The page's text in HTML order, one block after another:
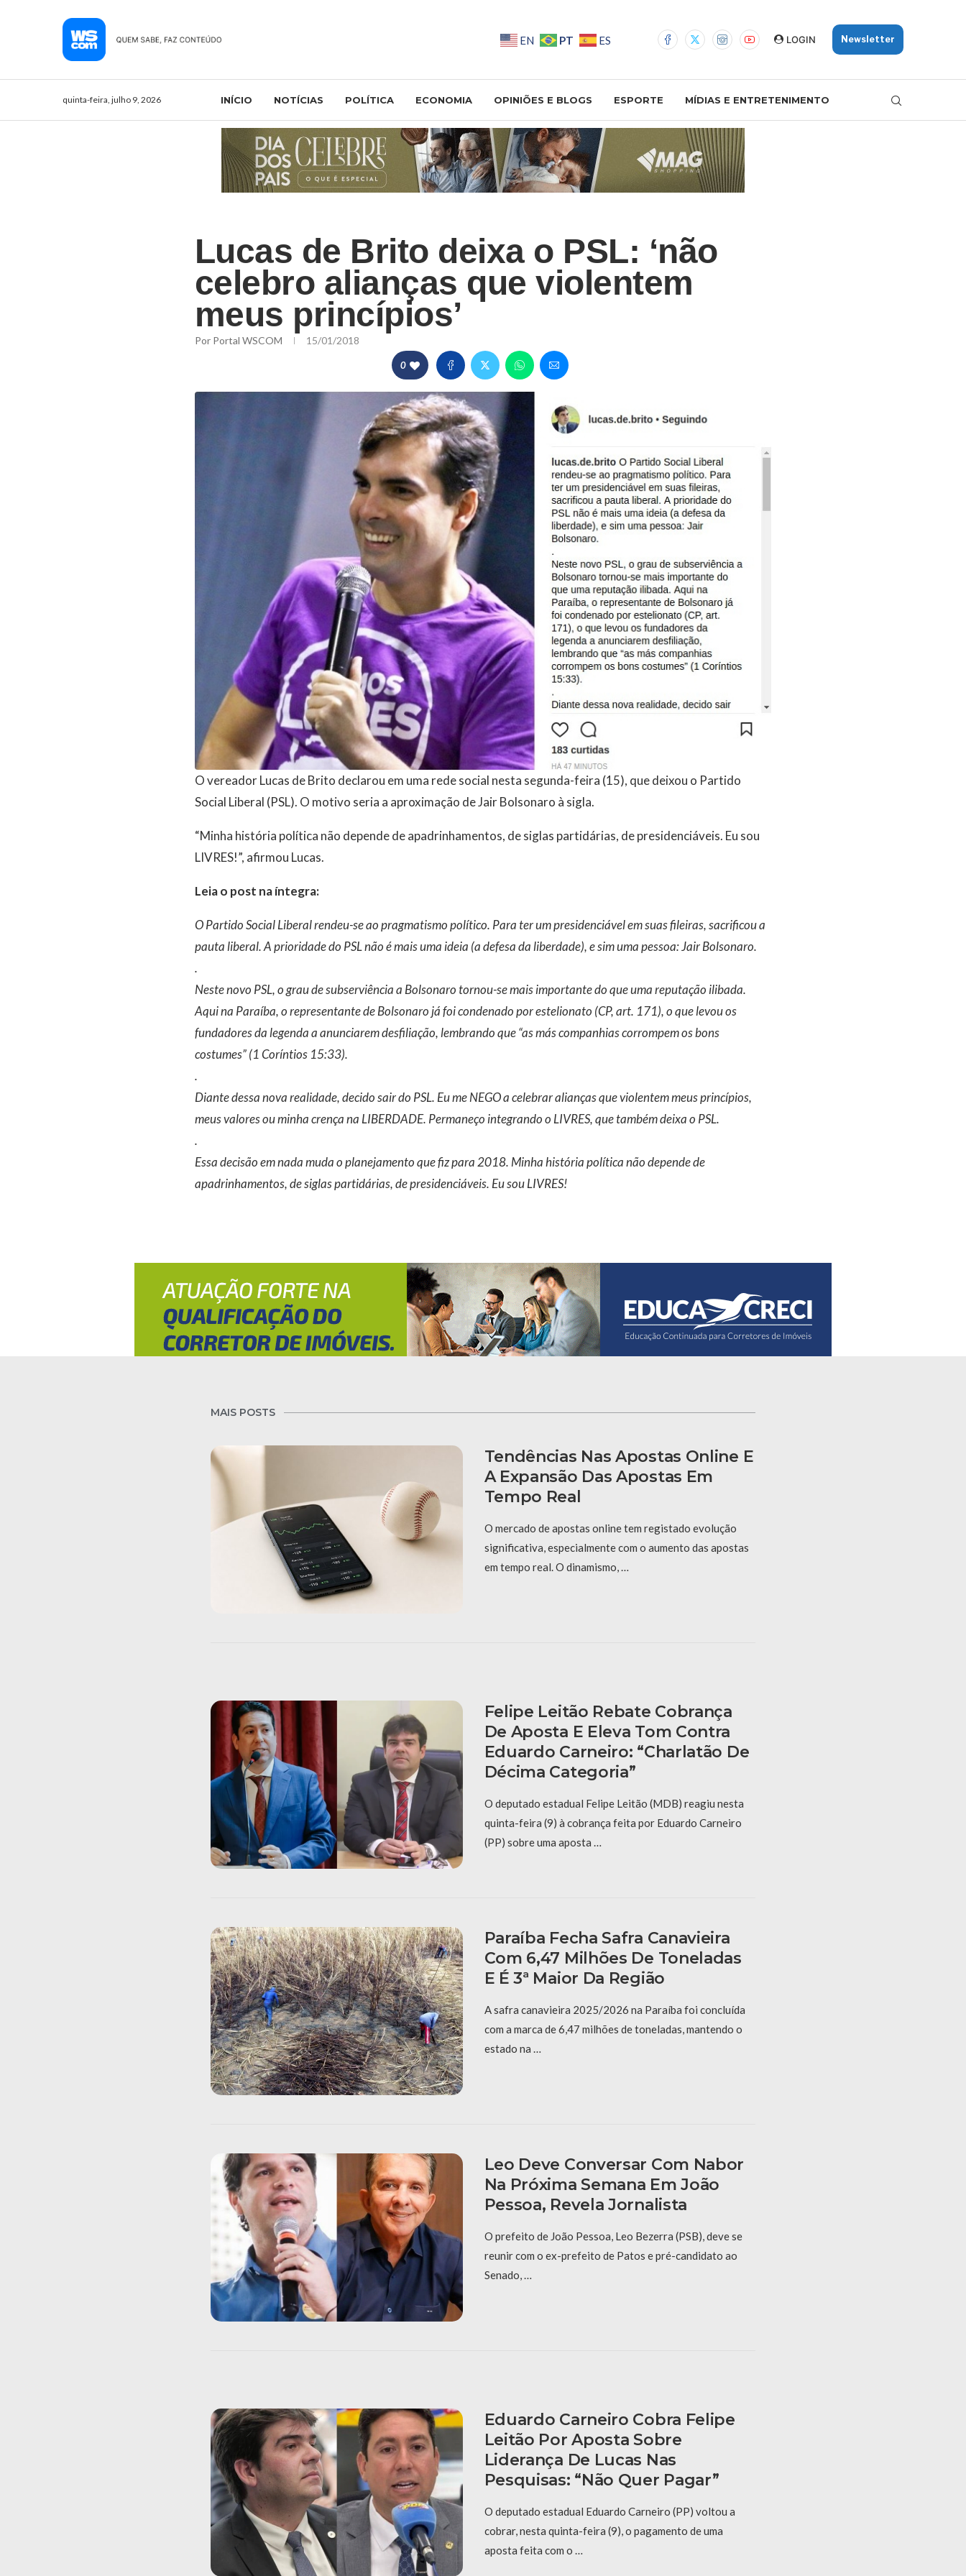
EN PT ES LOGIN Newsletter
quinta-feira, julho 9, 2026 INÍCIO NOTÍCIAS POLÍTICA ECONOMIA OPINIÕES E BLOGS ESPORTE MÍDIAS E ENTRETENIMENTO
Lucas de Brito deixa o PSL: ‘não
celebro alianças que violentem
meus princípios’
Por Portal WSCOM 15/01/2018
0
O vereador Lucas de Brito declarou em uma rede social nesta segunda-feira (15), que deixou o Partido
Social Liberal (PSL). O motivo seria a aproximação de Jair Bolsonaro à sigla.
“Minha história política não depende de apadrinhamentos, de siglas partidárias, de presidenciáveis. Eu sou
LIVRES!”, afirmou Lucas.
Leia o post na íntegra:
O Partido Social Liberal rendeu-se ao pragmatismo político. Para ter um presidenciável em suas fileiras, sacrificou a
pauta liberal. A prioridade do PSL não é mais uma ideia (a defesa da liberdade), e sim uma pessoa: Jair Bolsonaro.
.
Neste novo PSL, o grau de subserviência a Bolsonaro tornou-se mais importante do que uma reputação ilibada.
Aqui na Paraíba, o representante de Bolsonaro já foi condenado por estelionato (CP, art. 171), o que levou os
fundadores da legenda a anunciarem desfiliação, lembrando que “as más companhias corrompem os bons
costumes” (1 Coríntios 15:33).
.
Diante dessa nova realidade, decido sair do PSL. Eu me NEGO a celebrar alianças que violentem meus princípios,
meus valores ou minha crença na LIBERDADE. Permaneço integrando o LIVRES, que também deixa o PSL.
.
Essa decisão em nada muda o planejamento que fiz para 2018. Minha história política não depende de
apadrinhamentos, de siglas partidárias, de presidenciáveis. Eu sou LIVRES!
MAIS POSTS
Tendências Nas Apostas Online E
A Expansão Das Apostas Em
Tempo Real
O mercado de apostas online tem registado evolução
significativa, especialmente com o aumento das apostas
em tempo real. O dinamismo, …
Felipe Leitão Rebate Cobrança
De Aposta E Eleva Tom Contra
Eduardo Carneiro: “Charlatão De
Décima Categoria”
O deputado estadual Felipe Leitão (MDB) reagiu nesta
quinta-feira (9) à cobrança feita por Eduardo Carneiro
(PP) sobre uma aposta …
Paraíba Fecha Safra Canavieira
Com 6,47 Milhões De Toneladas
E É 3ª Maior Da Região
A safra canavieira 2025/2026 na Paraíba foi concluída
com a marca de 6,47 milhões de toneladas, mantendo o
estado na …
Leo Deve Conversar Com Nabor
Na Próxima Semana Em João
Pessoa, Revela Jornalista
O prefeito de João Pessoa, Leo Bezerra (PSB), deve se
reunir com o ex-prefeito de Patos e pré-candidato ao
Senado, …
Eduardo Carneiro Cobra Felipe
Leitão Por Aposta Sobre
Liderança De Lucas Nas
Pesquisas: “Não Quer Pagar”
O deputado estadual Eduardo Carneiro (PP) voltou a
cobrar, nesta quinta-feira (9), o pagamento de uma
aposta feita com o …